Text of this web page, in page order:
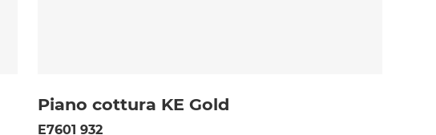
Piano cottura KE Gold
E7601 932